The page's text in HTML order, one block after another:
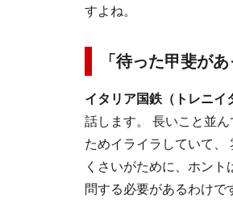
すよね。
「待った甲斐が
イタリア国鉄（トレニイ
話します。 長いこと並
ためイライラしていて、
くさいがために、ホン
問する必要があるわけで